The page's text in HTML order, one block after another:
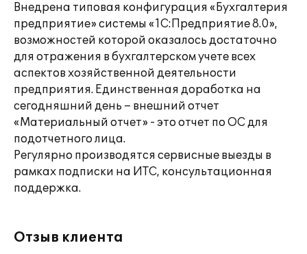
Внедрена типовая конфигурация «Бухгалтерия
предприятие» системы «1С:Предприятие 8.0»,
возможностей которой оказалось достаточно
для отражения в бухгалтерском учете всех
аспектов хозяйственной деятельности
предприятия. Единственная доработка на
сегодняшний день – внешний отчет
«Материальный отчет» - это отчет по ОС для
подотчетного лица.
Регулярно производятся сервисные выезды в
рамках подписки на ИТС, консультационная
поддержка.
Отзыв клиента